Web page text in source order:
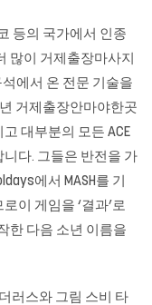
등의 국가에서 인종
많이 거제출장마사지
에서 온 전문 기술을
거제출장안마야한곳
대부분의 모든 ACE
다. 그들은 반전을 가
에서 MASH를 기
이 게임을 ‘결과’로
한 다음 소년 이름을
러스와 그림 스비 타